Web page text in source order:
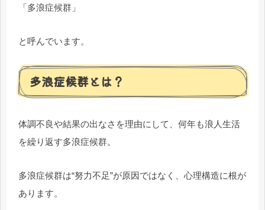
「多浪症候群」
と呼んでいます。
多浪症候群とは？
体調不良や結果の出なさを理由にして、何年も浪人生活
を繰り返す多浪症候群。
多浪症候群は“努力不足”が原因ではなく、心理構造に根が
あります。